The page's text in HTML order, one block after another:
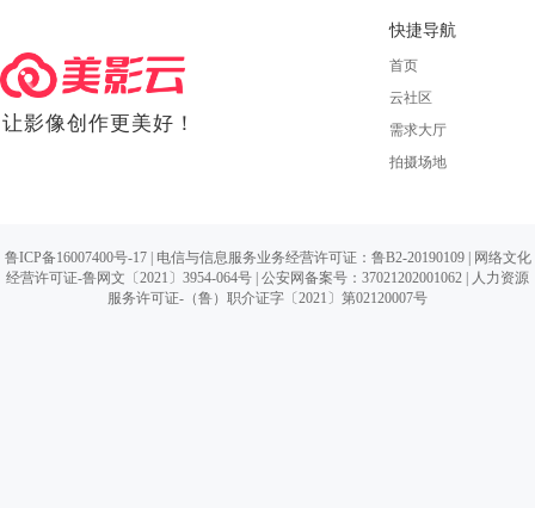
让影像创作更美好！
快捷导航
首页
云社区
需求大厅
拍摄场地
鲁ICP备16007400号-17| 电信与信息服务业务经营许可证：鲁B2-20190109 |
网络文化
经营许可证-鲁网文〔2021〕3954-064号 公安网备案号：37021202001062 | 人力资源
服务许可证-（鲁）职介证字〔2021〕第02120007号